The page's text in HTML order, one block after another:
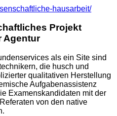
hausarbeit/
Projekt
Agentur
als ein Site sind
die husch und
qualitativen Herstellung
Aufgabenassistenz
Examenskandidaten mit der
von den native